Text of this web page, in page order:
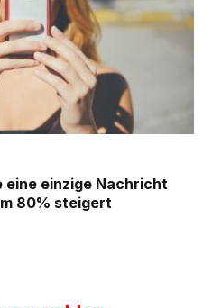
eine einzige Nachricht
80% steigert